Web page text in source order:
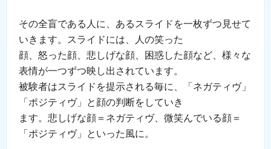
その全盲である人に、あるスライドを一枚ずつ見せて
いきます。スライドには、人の笑った
顔、怒った顔、悲しげな顔、困惑した顔など、様々な
表情が一つずつ映し出されています。
被験者はスライドを提示される毎に、「ネガティヴ」
「ポジティヴ」と顔の判断をしていき
ます。悲しげな顔＝ネガティヴ、微笑んでいる顔＝
「ポジティヴ」といった風に。